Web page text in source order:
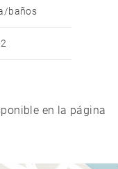
baños
en la página